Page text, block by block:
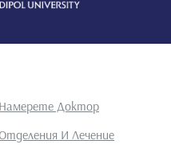
Намерете Доктор
И Лечение